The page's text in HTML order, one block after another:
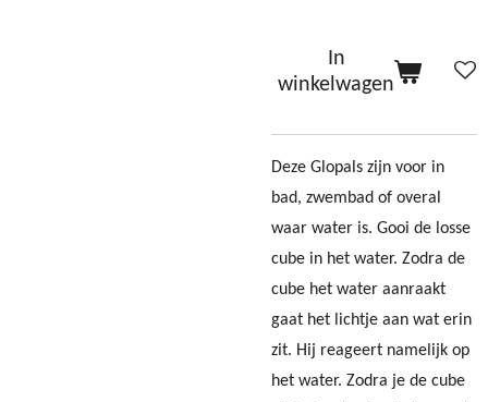
In
winkelwagen
Deze Glopals zijn voor in
bad, zwembad of overal
waar water is. Gooi de losse
cube in het water. Zodra de
cube het water aanraakt
gaat het lichtje aan wat erin
zit. Hij reageert namelijk op
het water. Zodra je de cube